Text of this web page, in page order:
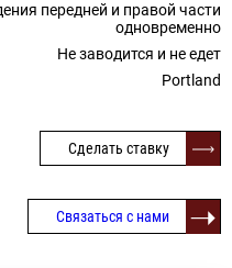
передней и правой части
одновременно
Не заводится и не едет
Portland
Сделать ставку
Связаться с нами